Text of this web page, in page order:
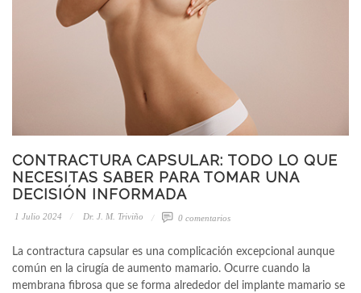
CONTRACTURA CAPSULAR: TODO LO QUE
NECESITAS SABER PARA TOMAR UNA
DECISIÓN INFORMADA
1 Julio 2024 Dr. J. M. Triviño 0 comentarios
La contractura capsular es una complicación excepcional aunque
común en la cirugía de aumento mamario. Ocurre cuando la
membrana fibrosa que se forma alrededor del implante mamario se